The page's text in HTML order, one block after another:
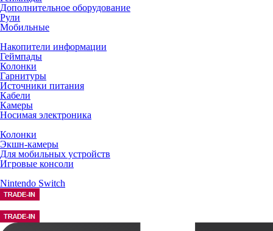
Дополнительное оборудование
Рули
Мобильные
Накопители информации
Геймпады
Колонки
Гарнитуры
Источники питания
Кабели
Камеры
Носимая электроника
Колонки
Экшн-камеры
Для мобильных устройств
Игровые консоли
Nintendo Switch